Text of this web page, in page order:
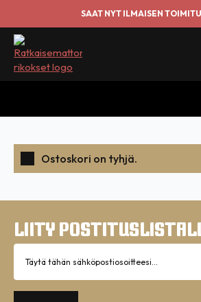
SAAT NYT ILMAISEN
Ostoskori on tyhjä.
LIITY